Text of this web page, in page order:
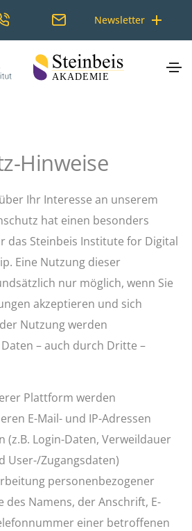
Newsletter
Hinweise
Ihr Interesse an unserem
hat einen besonders
das Steinbeis Institute for Digital
Eine Nutzung dieser
nur möglich, wenn Sie
akzeptieren und sich
Nutzung werden
– auch durch Dritte –
Plattform werden
E-Mail- und IP-Adressen
(z.B. Login-Daten, Verweildauer
User-/Zugangsdaten)
personenbezogener
des Namens, der Anschrift, E-
einer betroffenen